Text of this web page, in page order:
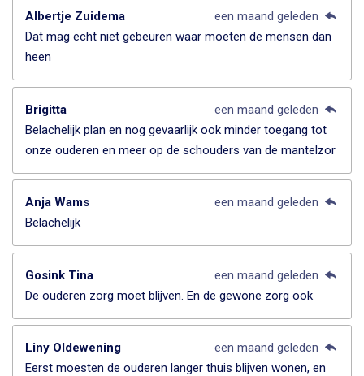
Albertje Zuidema
een maand geleden
Dat mag echt niet gebeuren waar moeten de mensen dan
heen
Brigitta
een maand geleden
Belachelijk plan en nog gevaarlijk ook minder toegang tot
onze ouderen en meer op de schouders van de mantelzor
Anja Wams
een maand geleden
Belachelijk
Gosink Tina
een maand geleden
De ouderen zorg moet blijven. En de gewone zorg ook
Liny Oldewening
een maand geleden
Eerst moesten de ouderen langer thuis blijven wonen, en